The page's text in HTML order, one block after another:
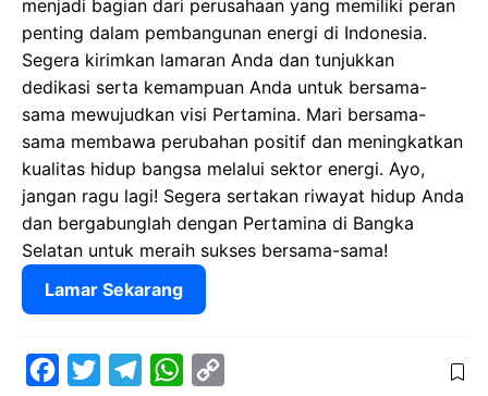
menjadi bagian dari perusahaan yang memiliki peran
penting dalam pembangunan energi di Indonesia.
Segera kirimkan lamaran Anda dan tunjukkan
dedikasi serta kemampuan Anda untuk bersama-
sama mewujudkan visi Pertamina. Mari bersama-
sama membawa perubahan positif dan meningkatkan
kualitas hidup bangsa melalui sektor energi. Ayo,
jangan ragu lagi! Segera sertakan riwayat hidup Anda
dan bergabunglah dengan Pertamina di Bangka
Selatan untuk meraih sukses bersama-sama!
Lamar Sekarang
W